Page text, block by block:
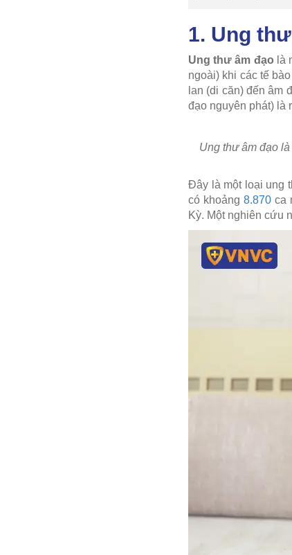
1. Ung
Ung thư âm đạo là
ngoài) khi các tế
lan (di căn) đến âm
đạo nguyên phát) là
Ung thư âm đạo
Đây là một loại ung
có khoảng8.870 ca
Kỳ. Một nghiên cứu